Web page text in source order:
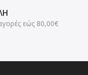
εώς 80,00€